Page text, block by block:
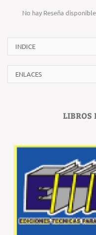
No hay Reseña disponible
INDICE
ENLACES
LIBROS